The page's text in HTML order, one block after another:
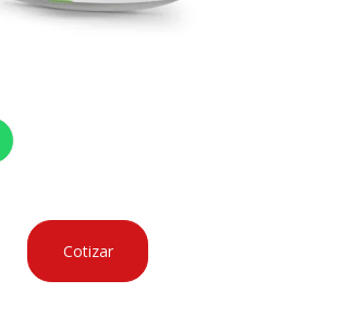
Cotizar